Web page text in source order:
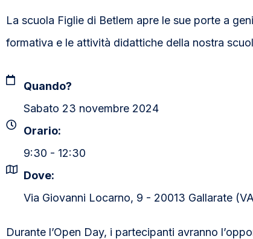
La scuola Figlie di Betlem apre le sue porte a
formativa e le attività didattiche della nostra
Quando?
Sabato 23 novembre 2024
Orario:
9:30 - 12:30
Dove:
Via Giovanni Locarno, 9 - 20013 Gallarate
Durante l’Open Day, i partecipanti avranno